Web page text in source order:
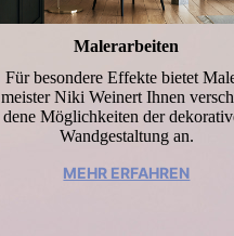
Malerarbeiten
Für besondere Effekte bietet
meister Niki Weinert Ihnen
dene Möglichkeiten der
Wandgestaltung an.
MEHR ERFAHREN